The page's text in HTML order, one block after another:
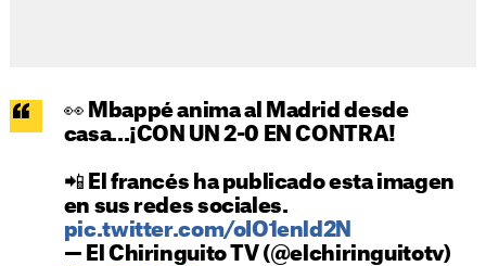
👀 Mbappé anima al Madrid desde
casa...¡CON UN 2-0 EN CONTRA!
📲 El francés ha publicado esta imagen
en sus redes sociales.
pic.twitter.com/oIO1enld2N
— El Chiringuito TV (@elchiringuitotv)